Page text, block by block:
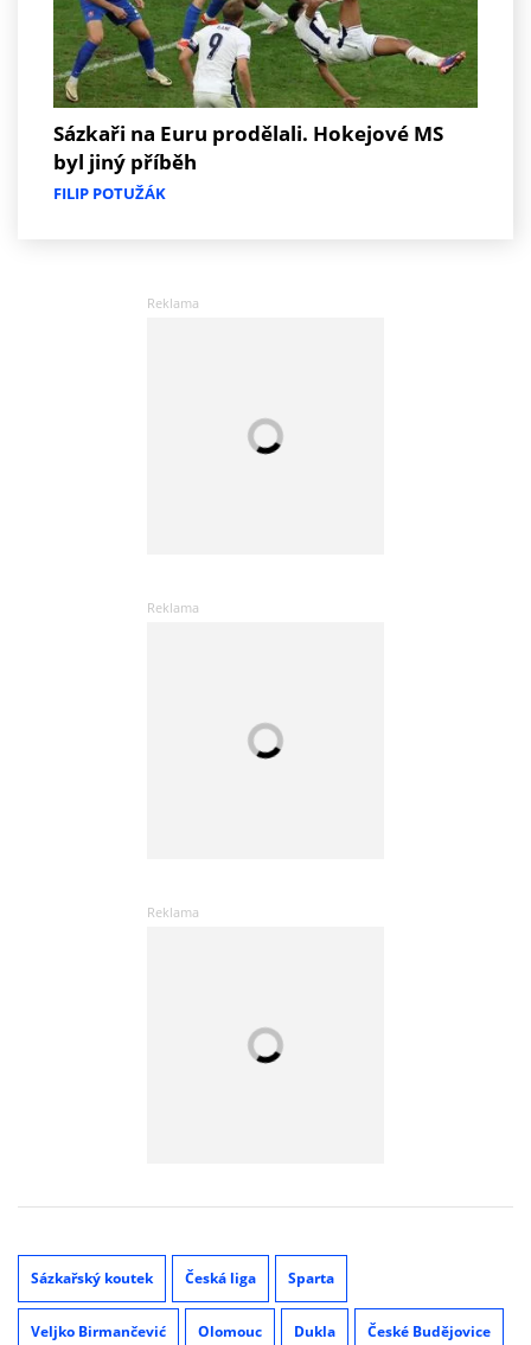
Sázkaři na Euru prodělali. Hokejové MS
byl jiný příběh
FILIP POTUŽÁK
Sázkařský koutek Česká liga Sparta
Veljko Birmančević Olomouc Dukla České Budějovice